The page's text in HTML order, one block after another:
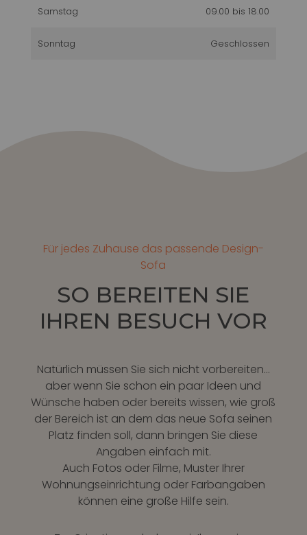
Samstag 09.00 bis 18.00
Sonntag Geschlossen
Für jedes Zuhause das passende Design-
Sofa
SO BEREITEN SIE
IHREN BESUCH VOR
Natürlich müssen Sie sich nicht vorbereiten…
aber wenn Sie schon ein paar Ideen und
Wünsche haben oder bereits wissen, wie groß
der Bereich ist an dem das neue Sofa seinen
Platz finden soll, dann bringen Sie diese
Angaben einfach mit.
Auch Fotos oder Filme, Muster Ihrer
Wohnungseinrichtung oder Farbangaben
können eine große Hilfe sein.